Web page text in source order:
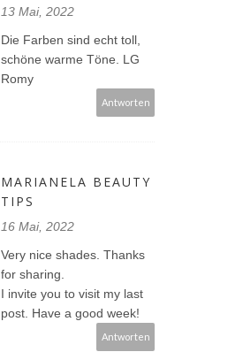
13 Mai, 2022
Die Farben sind echt toll,
schöne warme Töne. LG
Romy
Antworten
MARIANELA BEAUTY
TIPS
16 Mai, 2022
Very nice shades. Thanks
for sharing.
I invite you to visit my last
post. Have a good week!
Antworten